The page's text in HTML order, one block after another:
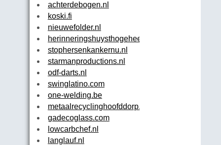
achterdebogen.nl
koski.fi
nieuwefolder.nl
herinneringshuysthogeheem.nl
stophersenkankernu.nl
starmanproductions.nl
odf-darts.nl
swinglatino.com
one-welding.be
metaalrecyclinghoofddorp.nl
gadecoglass.com
lowcarbchef.nl
langlauf.nl